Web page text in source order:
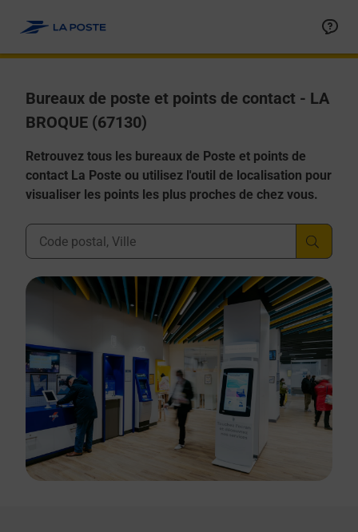
Bureaux de poste et points de contact - LA
BROQUE (67130)
Retrouvez tous les bureaux de Poste et points de
contact La Poste ou utilisez l'outil de localisation pour
visualiser les points les plus proches de chez vous.
Ville, Département, Code Postal